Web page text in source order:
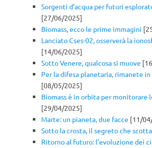
Sorgenti d’acqua per futuri
[27/06/2025]
Biomass, ecco le prime immagini
Lanciato Cses-02, osserverà la
[14/06/2025]
Sotto Venere, qualcosa si muove
Per la difesa planetaria, rimanete
[08/05/2025]
Biomass è in orbita per monitorare
[29/04/2025]
Marte: un pianeta, due facce [11/
Sotto la crosta, il segreto che scotta
Ritorno al futuro: l’evoluzione dei